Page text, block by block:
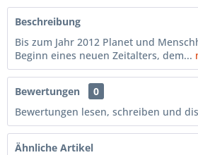
Beschreibung
Bis zum Jahr 2012 Planet und
Beginn eines neuen Zeitalters, dem...
Bewertungen
0
Bewertungen lesen, schreiben und
Ähnliche Artikel